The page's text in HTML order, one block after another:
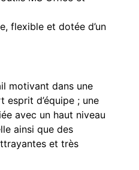
flexible et dotée d’un
motivant dans une
d’équipe ; une
avec un haut niveau
ainsi que des
et très